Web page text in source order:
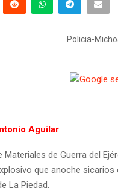
Aguilar
Materiales de Guerra del
que anoche
La Piedad.